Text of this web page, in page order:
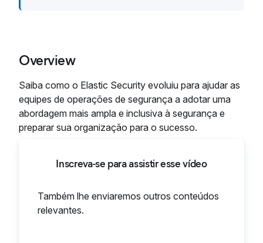
Overview
Saiba como o Elastic Security evoluiu para ajudar as
equipes de operações de segurança a adotar uma
abordagem mais ampla e inclusiva à segurança e
preparar sua organização para o sucesso.
Inscreva-se para assistir esse vídeo
Também lhe enviaremos outros conteúdos
relevantes.